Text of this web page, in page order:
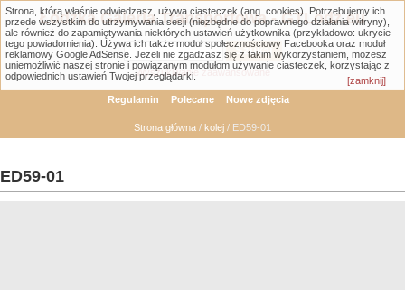
Łódzka Galeria Transportowa - GTLodz.eu
Wyszukiwanie zaawansowane
Regulamin Polecane Nowe zdjęcia
Strona główna / kolej / ED59-01
ED59-01
Strona, którą właśnie odwiedzasz, używa ciasteczek (ang. cookies). Potrzebujemy ich
przede wszystkim do utrzymywania sesji (niezbędne do poprawnego działania witryny),
ale również do zapamiętywania niektórych ustawień użytkownika (przykładowo: ukrycie
tego powiadomienia). Używa ich także moduł społecznościowy Facebooka oraz moduł
reklamowy Google AdSense. Jeżeli nie zgadzasz się z takim wykorzystaniem, możesz
uniemożliwić naszej stronie i powiązanym modułom używanie ciasteczek, korzystając z
odpowiednich ustawień Twojej przeglądarki.
[zamknij]